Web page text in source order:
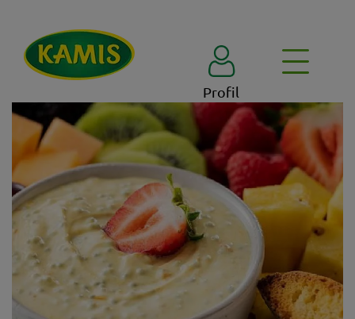
Profil